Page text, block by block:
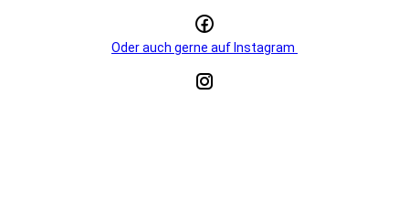
Oder auch gerne auf Instagram